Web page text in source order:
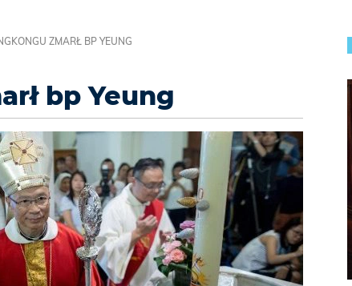
ZMARŁ BP YEUNG
bp Yeung